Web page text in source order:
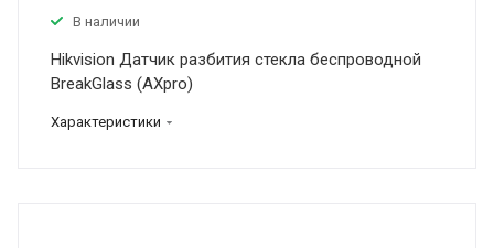
В наличии
Hikvision Датчик разбития стекла беспроводной
BreakGlass (AXpro)
Характеристики